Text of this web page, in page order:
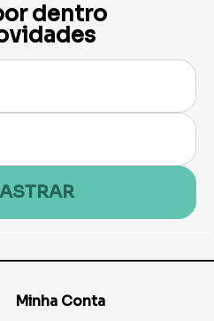
dentro
Minha Conta